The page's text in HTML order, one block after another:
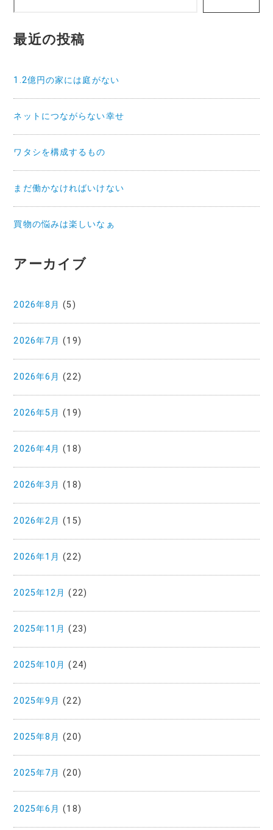
ー
シ
ン
最近の投稿
1.2億円の家には庭がない
ネットにつながらない幸せ
ワタシを構成するもの
まだ働かなければいけない
買物の悩みは楽しいなぁ
アーカイブ
2026年8月 (5)
2026年7月 (19)
2026年6月 (22)
2026年5月 (19)
2026年4月 (18)
2026年3月 (18)
2026年2月 (15)
2026年1月 (22)
2025年12月 (22)
2025年11月 (23)
2025年10月 (24)
2025年9月 (22)
2025年8月 (20)
2025年7月 (20)
2025年6月 (18)